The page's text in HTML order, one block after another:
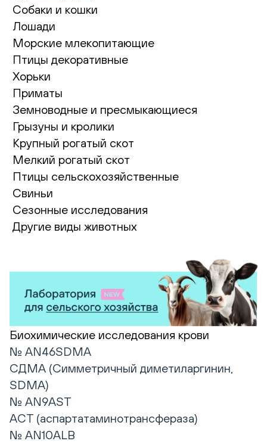
Собаки и кошки
Лошади
Морские млекопитающие
Птицы декоративные
Хорьки
Приматы
Земноводные и пресмыкающиеся
Грызуны и кролики
Крупный рогатый скот
Мелкий рогатый скот
Птицы сельскохозяйственные
Свиньи
Сезонные исследования
Другие виды животных
Биохимические исследования крови
№ AN46SDMA
СДМА (Симметричный диметиларгинин,
SDMA)
№ AN9AST
АСТ (аспартатаминотрансфераза)
№ AN10ALB